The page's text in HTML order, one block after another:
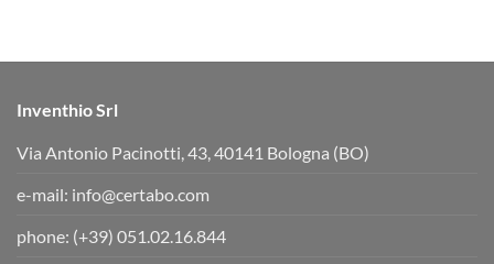
Inventhio Srl
Via Antonio Pacinotti, 43, 40141 Bologna (BO)
e-mail: info@certabo.com
phone: (+39) 051.02.16.844